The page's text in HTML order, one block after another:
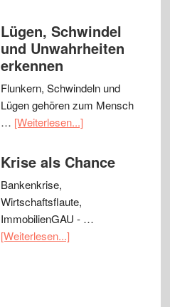
Lügen, Schwindel
und Unwahrheiten
erkennen
Flunkern, Schwindeln und
Lügen gehören zum Mensch
… [Weiterlesen...]
Krise als Chance
Bankenkrise,
Wirtschaftsflaute,
ImmobilienGAU - …
[Weiterlesen...]